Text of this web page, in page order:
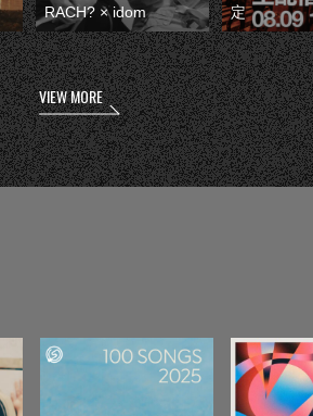
RACH? × idom
定
VIEW MORE